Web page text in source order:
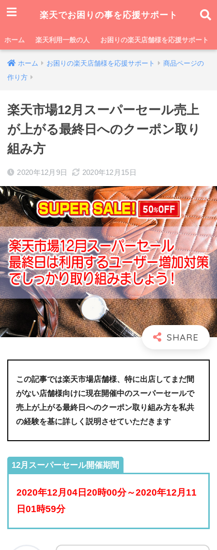
楽天でお困りの事を応援サポート
ホーム 楽天利用一般の人 お困りの楽天店舗様を応援サポート
ホーム お困りの楽天店舗様を応援サポート
商品ページの
作り方
楽天市場12月スーパーセール売上
が上がる最終日へのクーポン取り
組み方
2020年12月9日 2020年12月15日
この記事では楽天市場店舗様、特に出店してまだ間
がない店舗様向けに現在開催中のスーパーセールで
売上が上がる最終日へのクーポン取り組み方を私共
の経験を基に詳しく説明させていただきます
12月スーパーセール開催期間
2020年12月04日20時00分～2020年12月11
日01時59分